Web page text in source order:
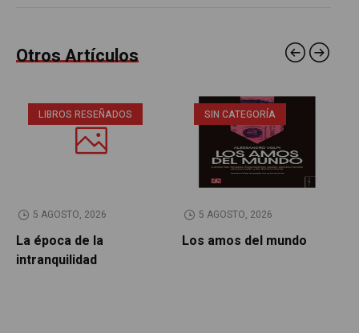
Otros Artículos
LIBROS RESEÑADOS
5 AGOSTO, 2026
La época de la
intranquilidad
SIN CATEGORÍA
5 AGOSTO, 2026
Los amos del mundo